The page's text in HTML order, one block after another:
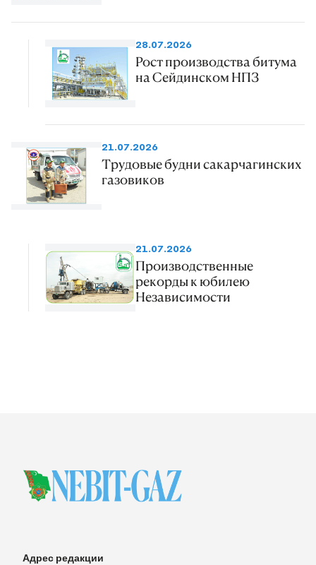
28.07.2026
Рост производства битума
на Сейдинском НПЗ
21.07.2026
Трудовые будни сакарчагинских
газовиков
21.07.2026
Производственные
рекорды к юбилею
Независимости
Адрес редакции